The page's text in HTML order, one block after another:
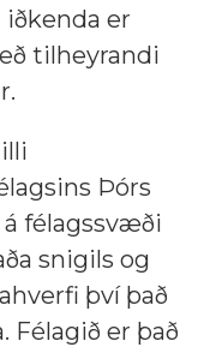
er
tilheyrandi
Þórs
félagssvæði
snigils og
því það
Félagið er það